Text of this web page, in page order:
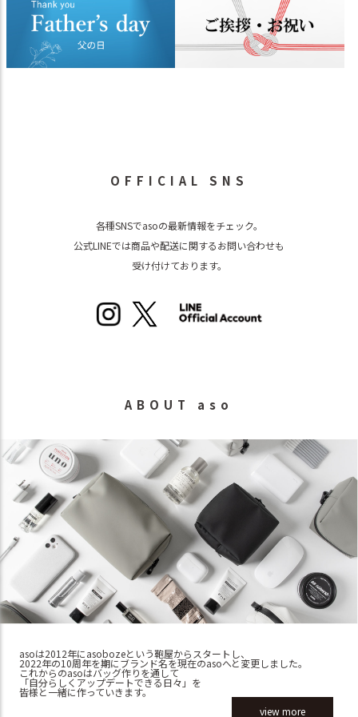
OFFICIAL SNS
各種SNSでasoの最新情報をチェック。
公式LINEでは商品や配送に関するお問い合わせも
受け付けております。
ABOUT aso
asoは2012年にasobozeという鞄屋からスタートし、
2022年の10周年を期にブランド名を現在のasoへと変更しました。
これからのasoはバッグ作りを通して
「自分らしくアップデートできる日々」を
皆様と一緒に作っていきます。
view more